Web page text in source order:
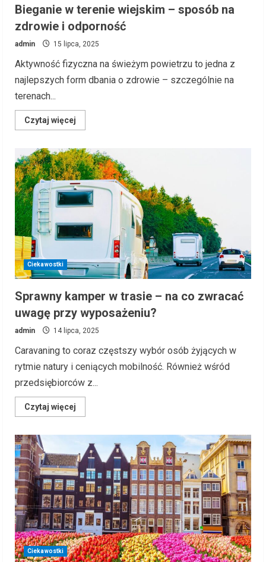
Bieganie w terenie wiejskim – sposób na
zdrowie i odporność
admin 15 lipca, 2025
Aktywność fizyczna na świeżym powietrzu to jedna z
najlepszych form dbania o zdrowie – szczególnie na
terenach...
Czytaj więcej
more
w
terenie
wiejskim
–
sposób
na
zdrowie
odporność
Ciekawostki
Sprawny kamper w trasie – na co zwracać
uwagę przy wyposażeniu?
admin 14 lipca, 2025
Caravaning to coraz częstszy wybór osób żyjących w
rytmie natury i ceniących mobilność. Również wśród
przedsiębiorców z...
Czytaj więcej
more
trasie
–
na
co
zwracać
uwagę
przy
wyposażeniu?
Ciekawostki